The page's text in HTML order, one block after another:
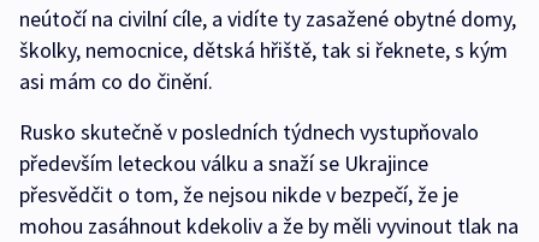
neútočí na civilní cíle, a vidíte ty zasažené obytné domy,
školky, nemocnice, dětská hřiště, tak si řeknete, s kým
asi mám co do činění.
Rusko skutečně v posledních týdnech vystupňovalo
především leteckou válku a snaží se Ukrajince
přesvědčit o tom, že nejsou nikde v bezpečí, že je
mohou zasáhnout kdekoliv a že by měli vyvinout tlak na